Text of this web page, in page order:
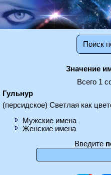
Поиск
Значение
Всего 1
Гульнур
(персидское) Светлая как
Мужские имена
Женские имена
Введите